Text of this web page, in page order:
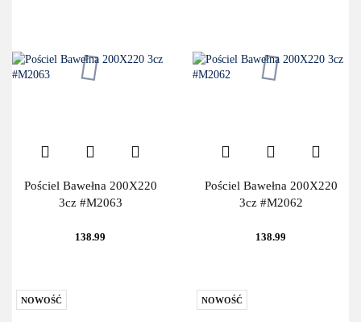
Pościel Bawełna 200X220
3cz #M2063
138.99
Pościel Bawełna 200X220
3cz #M2062
138.99
NOWOŚĆ NOWOŚĆ